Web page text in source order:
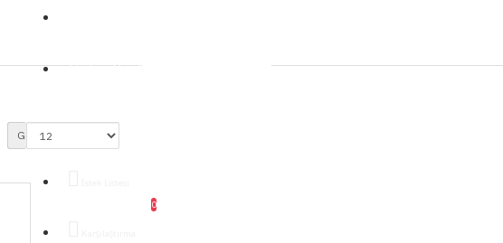
Tüm Ürünler
0
Göster: